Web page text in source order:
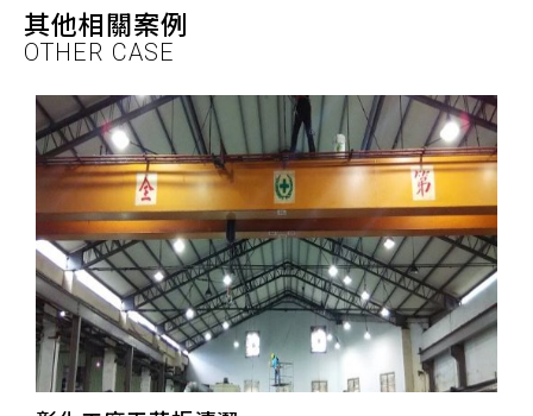
其他相關案例
OTHER CASE